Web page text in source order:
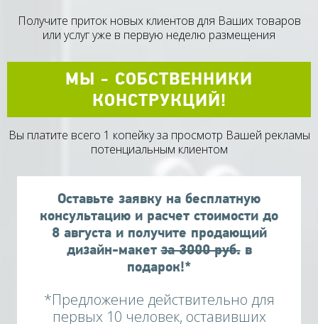
Получите приток новых клиентов для Ваших товаров
или услуг уже в первую неделю размещения
МЫ - СОБСТВЕННИКИ
КОНСТРУКЦИЙ!
Вы платите всего 1 копейку за просмотр Вашей рекламы
потенциальным клиентом
Оставьте заявку на бесплатную
консультацию и расчет стоимости до
8 августаи получите продающий
дизайн-макетза 3000 руб.в
подарок!*
*Предложение действительно для
первых 10 человек, оставивших